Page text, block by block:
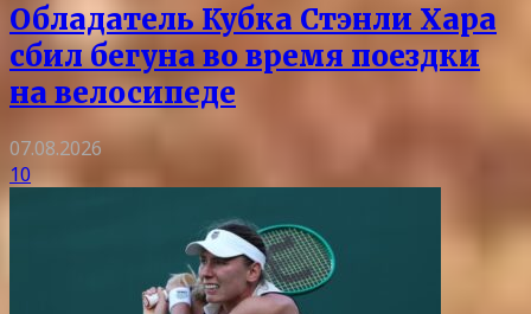
Обладатель Кубка Стэнли Хара
сбил бегуна во время поездки
на велосипеде
07.08.2026
10